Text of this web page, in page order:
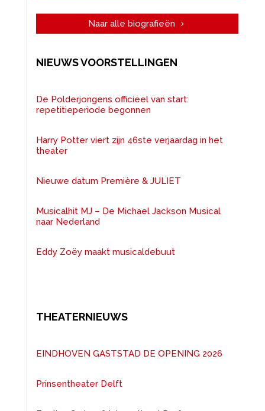
Naar alle biografieën
NIEUWS VOORSTELLINGEN
De Polderjongens officieel van start:
repetitieperiode begonnen
Harry Potter viert zijn 46ste verjaardag in het
theater
Nieuwe datum Première & JULIET
Musicalhit MJ – De Michael Jackson Musical
naar Nederland
Eddy Zoëy maakt musicaldebuut
THEATERNIEUWS
EINDHOVEN GASTSTAD DE OPENING 2026
Prinsentheater Delft